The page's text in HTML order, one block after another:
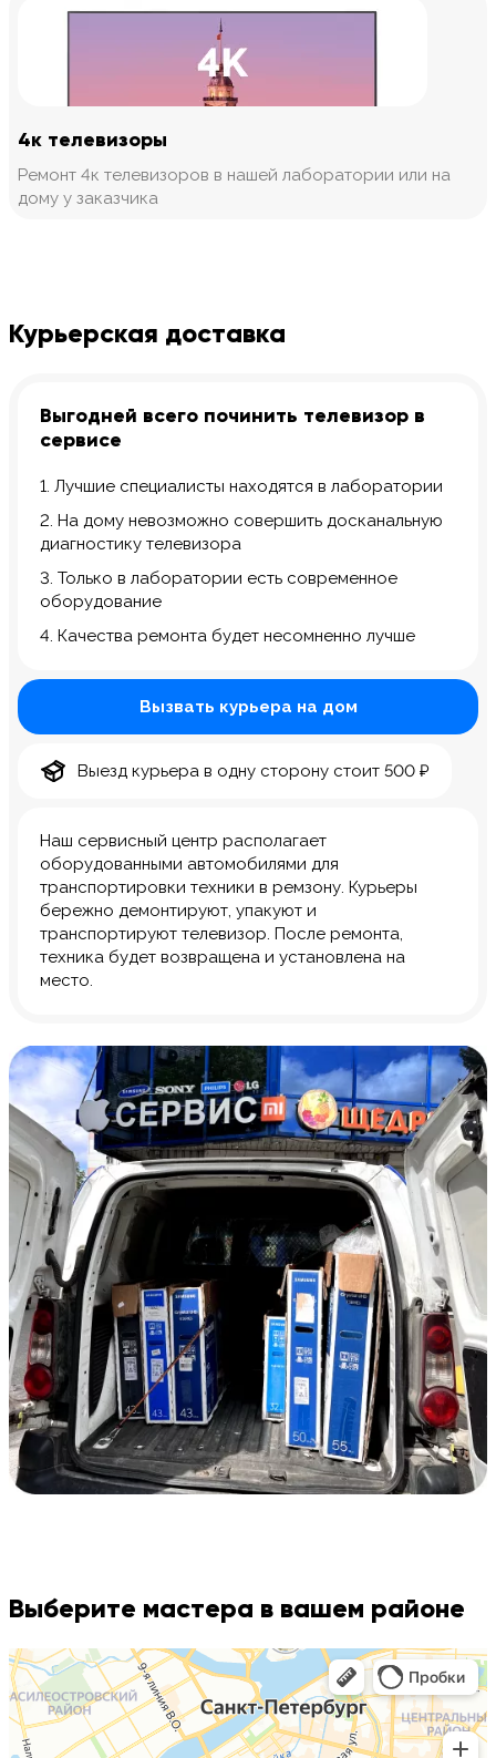
4к телевизоры
Ремонт 4к телевизоров в нашей лаборатории или на
дому у заказчика
Курьерская доставка
Выгодней всего починить телевизор в
сервисе
1. Лучшие специалисты находятся в лаборатории
2. На дому невозможно совершить досканальную
диагностику телевизора
3. Только в лаборатории есть современное
оборудование
4. Качества ремонта будет несомненно лучше
Наш сервисный центр располагает
оборудованными автомобилями для
транспортировки техники в ремзону. Курьеры
бережно демонтируют, упакуют и
транспортируют телевизор. После ремонта,
техника будет возвращена и установлена на
место.
Вызвать курьера на дом
Выезд курьера в одну сторону стоит 500 ₽
Выберите мастера в вашем районе